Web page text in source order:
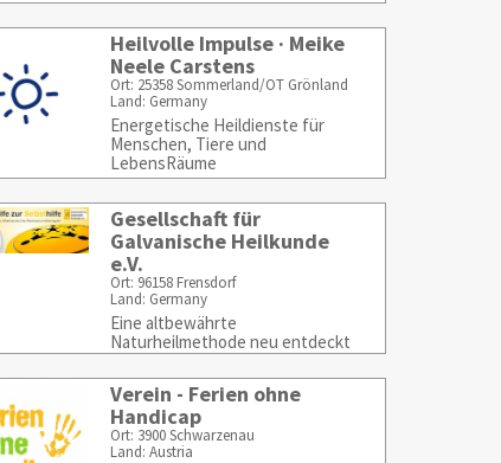
Heilvolle Impulse · Meike
Neele Carstens
Ort: 25358 Sommerland/OT Grönland
Land: Germany
Energetische Heildienste für
Menschen, Tiere und
LebensRäume
Gesellschaft für
Galvanische Heilkunde
e.V.
Ort: 96158 Frensdorf
Land: Germany
Eine altbewährte
Naturheilmethode neu entdeckt
- Hilfe zur Selbsthilfe
Verein - Ferien ohne
Handicap
Ort: 3900 Schwarzenau
Land: Austria